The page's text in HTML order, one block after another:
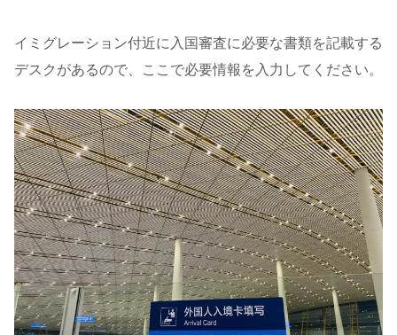
イミグレーション付近に入国審査に必要な書類を記載する
デスクがあるので、ここで必要情報を入力してください。